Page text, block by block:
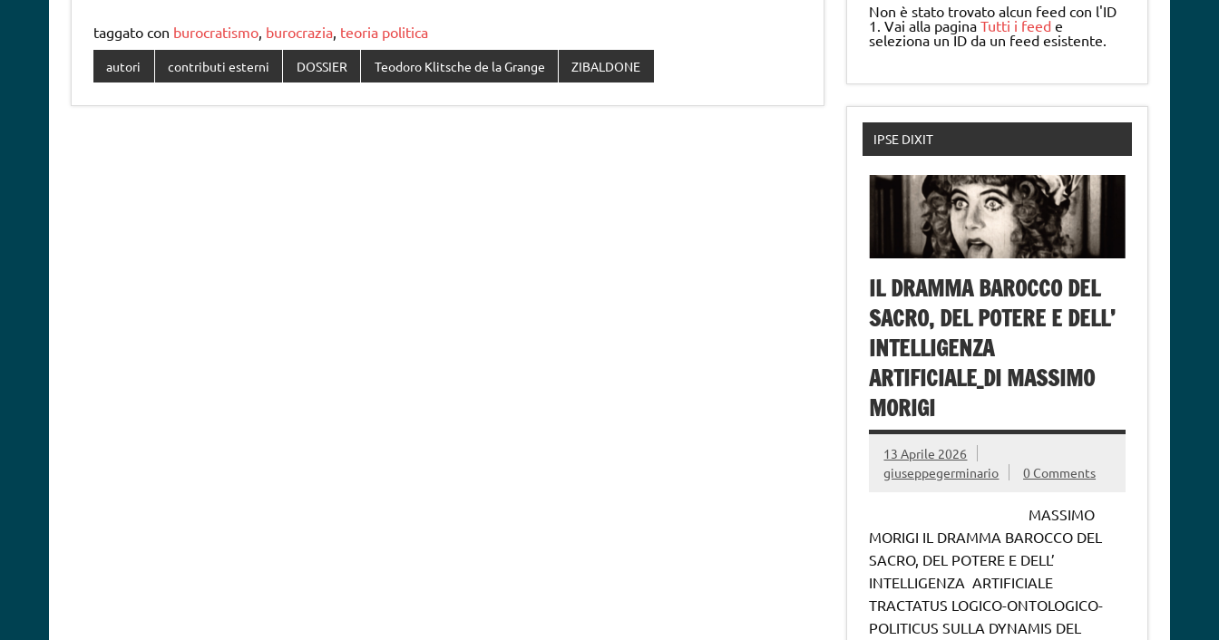
taggato con burocratismo, burocrazia, teoria politica
autori contributi esterni DOSSIER Teodoro Klitsche de la Grange ZIBALDONE
Non è stato trovato alcun feed con l'ID
1. Vai alla paginaTutti i feed e
seleziona un ID da un feed esistente.
IPSE DIXIT
IL DRAMMA BAROCCO DEL
SACRO, DEL POTERE E DELL’
INTELLIGENZA
ARTIFICIALE_DI MASSIMO
MORIGI
13 Aprile 2026
giuseppegerminario
0 Comments
MASSIMO
MORIGI IL DRAMMA BAROCCO DEL
SACRO, DEL POTERE E DELL’
INTELLIGENZA ARTIFICIALE
TRACTATUS LOGICO-ONTOLOGICO-
POLITICUS SULLA DYNAMIS DEL